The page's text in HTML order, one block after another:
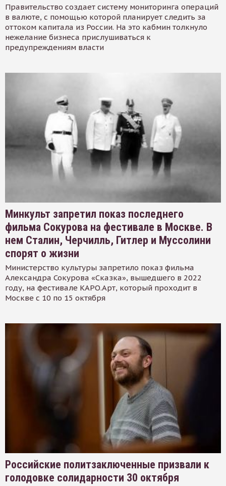
Правительство создает систему мониторинга операций
в валюте, с помощью которой планирует следить за
оттоком капитала из России. На это кабмин толкнуло
нежелание бизнеса прислушиваться к
предупреждениям власти
Минкульт запретил показ последнего
фильма Сокурова на фестивале в Москве. В
нем Сталин, Черчилль, Гитлер и Муссолини
спорят о жизни
Министерство культуры запретило показ фильма
Александра Сокурова «Сказка», вышедшего в 2022
году, на фестивале КАРО.Арт, который проходит в
Москве с 10 по 15 октября
Российские политзаключенные призвали к
голодовке солидарности 30 октября